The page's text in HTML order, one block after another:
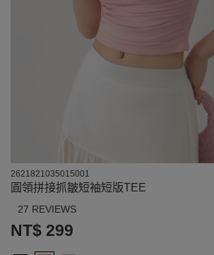
2621821035015001
圓領拼接抓皺短袖短版TEE
27 REVIEWS
NT$ 299